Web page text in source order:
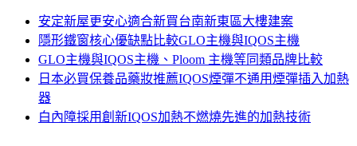
安定新屋更安心適合新買台南新東區大樓建案
隱形鐵窗核心優缺點比較GLO主機與IQOS主機
GLO主機與IQOS主機、Ploom 主機等同類品牌比較
日本必買保養品藥妝推薦IQOS煙彈不通用煙彈插入加熱
器
白內障採用創新IQOS加熱不燃燒先進的加熱技術